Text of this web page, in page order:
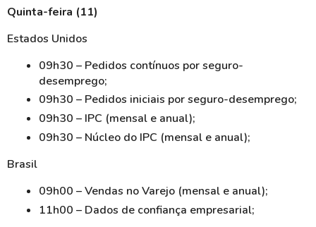
Quinta-feira (11)
Estados Unidos
09h30 – Pedidos contínuos por seguro-
desemprego;
09h30 – Pedidos iniciais por seguro-desemprego;
09h30 – IPC (mensal e anual);
09h30 – Núcleo do IPC (mensal e anual);
Brasil
09h00 – Vendas no Varejo (mensal e anual);
11h00 – Dados de confiança empresarial;